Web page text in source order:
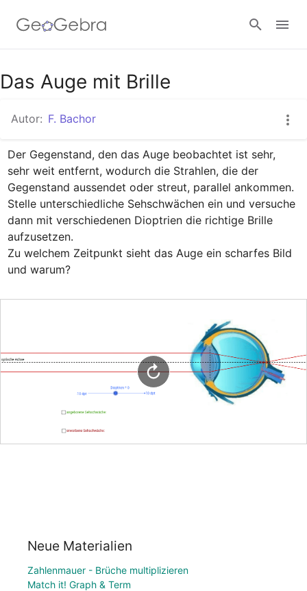
Google Classroom
GeoGebra Classroom
Anmelden
Das Auge mit Brille
Autor: F. Bachor
Der Gegenstand, den das Auge beobachtet ist sehr,
sehr weit entfernt, wodurch die Strahlen, die der
Gegenstand aussendet oder streut, parallel ankommen.
Stelle unterschiedliche Sehschwächen ein und versuche
dann mit verschiedenen Dioptrien die richtige Brille
aufzusetzen.
Zu welchem Zeitpunkt sieht das Auge ein scharfes Bild
und warum?
Neue Materialien
Zahlenmauer - Brüche multiplizieren
Match it! Graph & Term